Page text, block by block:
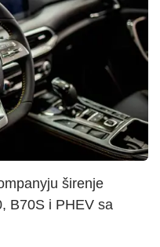
širenje
B70S i PHEV sa